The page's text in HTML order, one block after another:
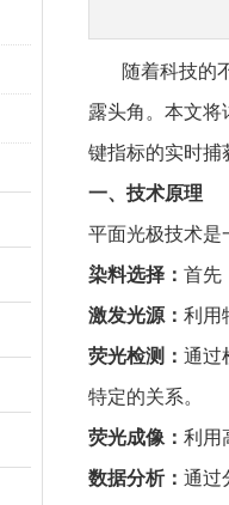
随着科技的
露头角。本文将
键指标的实时捕
一、技术原理
平面光极技术是
染料选择： 首先
激发光源： 利用
荧光检测： 通过
特定的关系。
荧光成像： 利用
数据分析： 通过